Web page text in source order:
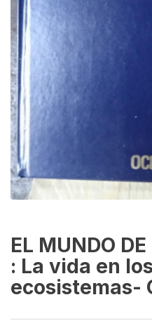
EL MUNDO
: La vida en
ecosistemas-